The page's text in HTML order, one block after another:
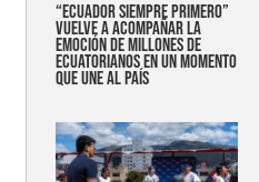
“Ecuador siempre primero”
vuelve a acompañar la
emoción de millones de
ecuatorianos en un momento
que une al país